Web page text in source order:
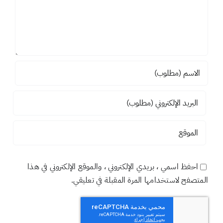
احفظ اسمي ، بريدي الإلكتروني ، والموقع الإلكتروني في هذا
المتصفح لاستخدامها المرة المقبلة في تعليقي.